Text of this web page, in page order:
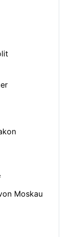
Moskau